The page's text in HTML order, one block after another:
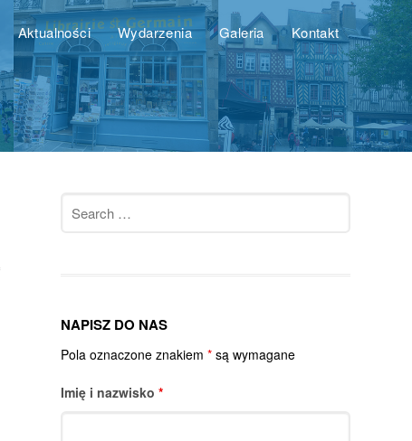
Aktualności Wydarzenia Galeria Kontakt
for:
NAPISZ DO NAS
Pola oznaczone znakiem* są wymagane
Imię i nazwisko*